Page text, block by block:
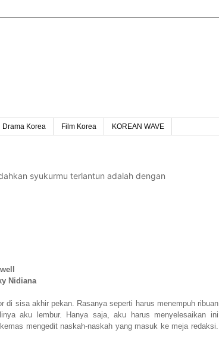
Drama Korea Film Korea KOREAN WAVE
syukurmu terlantun adalah dengan
Nidiana
di sisa akhir pekan. Rasanya seperti harus menempuh ribuan
aku lembur. Hanya saja, aku harus menyelesaikan ini
mengedit naskah-naskah yang masuk ke meja redaksi.